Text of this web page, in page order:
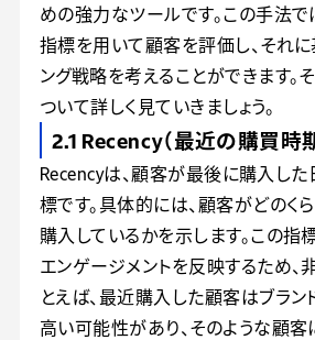
めの強力なツールです。この手法で
指標を用いて顧客を評価し、それに
ング戦略を考えることができます。
ついて詳しく見ていきましょう。
2.1 Recency（最近の購買時
Recencyは、顧客が最後に購入し
標です。具体的には、顧客がどのく
購入しているかを示します。この指
エンゲージメントを反映するため、
とえば、最近購入した顧客はブラ
高い可能性があり、そのような顧